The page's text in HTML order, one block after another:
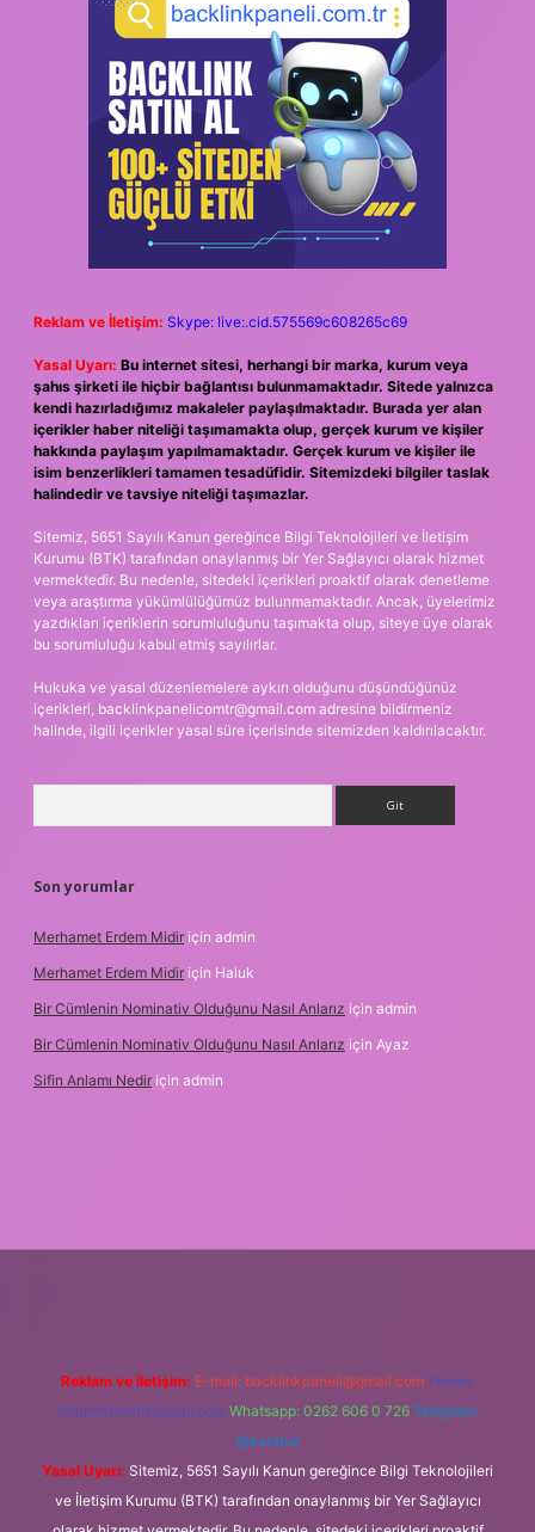
Reklam ve İletişim: Skype: live:.cid.575569c608265c69
Yasal Uyarı: Bu internet sitesi, herhangi bir marka, kurum veya
şahıs şirketi ile hiçbir bağlantısı bulunmamaktadır. Sitede yalnızca
kendi hazırladığımız makaleler paylaşılmaktadır. Burada yer alan
içerikler haber niteliği taşımamakta olup, gerçek kurum ve kişiler
hakkında paylaşım yapılmamaktadır. Gerçek kurum ve kişiler ile
isim benzerlikleri tamamen tesadüfidir. Sitemizdeki bilgiler taslak
halindedir ve tavsiye niteliği taşımazlar.
Sitemiz, 5651 Sayılı Kanun gereğince Bilgi Teknolojileri ve İletişim
Kurumu (BTK) tarafından onaylanmış bir Yer Sağlayıcı olarak hizmet
vermektedir. Bu nedenle, sitedeki içerikleri proaktif olarak denetleme
veya araştırma yükümlülüğümüz bulunmamaktadır. Ancak, üyelerimiz
yazdıkları içeriklerin sorumluluğunu taşımakta olup, siteye üye olarak
bu sorumluluğu kabul etmiş sayılırlar.
Hukuka ve yasal düzenlemelere aykırı olduğunu düşündüğünüz
içerikleri, backlinkpanelicomtr@gmail.com adresine bildirmeniz
halinde, ilgili içerikler yasal süre içerisinde sitemizden kaldırılacaktır.
Son yorumlar
Merhamet Erdem Midir için admin
Merhamet Erdem Midir için Haluk
Bir Cümlenin Nominativ Olduğunu Nasıl Anlarız için admin
Bir Cümlenin Nominativ Olduğunu Nasıl Anlarız için Ayaz
Sifin Anlamı Nedir için admin
Reklam ve İletişim: E-mail: backlinkpaneli@gmail.com Teams:
forumhizmeti@gmail.com Whatsapp: 0262 606 0 726 Telegram:
@karabul
Yasal Uyarı: Sitemiz, 5651 Sayılı Kanun gereğince Bilgi Teknolojileri
ve İletişim Kurumu (BTK) tarafından onaylanmış bir Yer Sağlayıcı